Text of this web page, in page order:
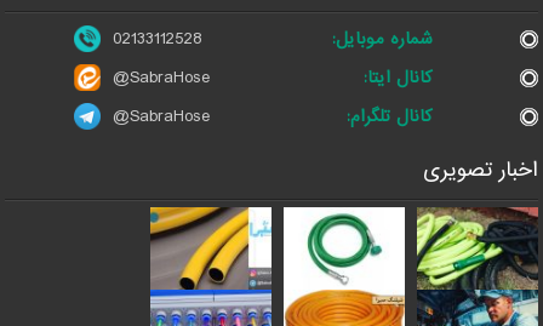
شماره موبایل:
02133112528
کانال ایتا:
@SabraHose
کانال تلگرام:
@SabraHose
اخبار تصویری